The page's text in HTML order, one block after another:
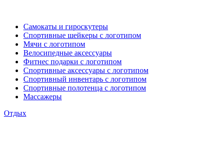
Самокаты и гироскутеры
Спортивные шейкеры с логотипом
Мячи с логотипом
Велосипедные аксессуары
Фитнес подарки с логотипом
Спортивные аксессуары с логотипом
Спортивный инвентарь с логотипом
Спортивные полотенца с логотипом
Массажеры
Отдых